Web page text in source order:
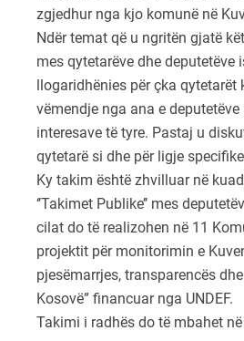
zgjedhur nga kjo komunë në
Ndër temat që u ngritën gjatë
mes qytetarëve dhe deputetëve
llogaridhënies për çka qytetarët
vëmendje nga ana e
interesave të tyre. Pastaj u
qytetarë si dhe për ligje
Ky takim është zhvilluar në
‘’Takimet Publike’’ mes
cilat do të realizohen në 11
projektit për monitorimin e
pjesëmarrjes, transparencës
Kosovë” financuar nga UNDEF.
Takimi i radhës do të mbahet në